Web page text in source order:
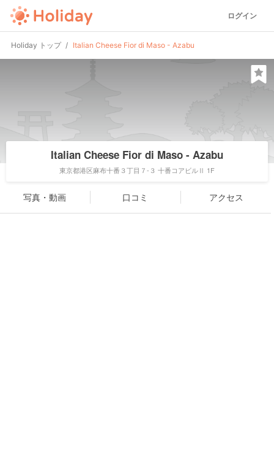
ログイン
Holiday トップ Italian Cheese Fior di Maso - Azabu
Italian Cheese Fior di Maso - Azabu
東京都港区麻布十番３丁目７-３ 十番コアビルⅡ 1F
写真・動画 口コミ アクセス